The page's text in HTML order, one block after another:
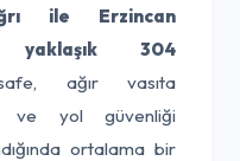
ile Erzincan
yaklaşık 304
ağır vasıta
ve yol güvenliği
ortalama bir